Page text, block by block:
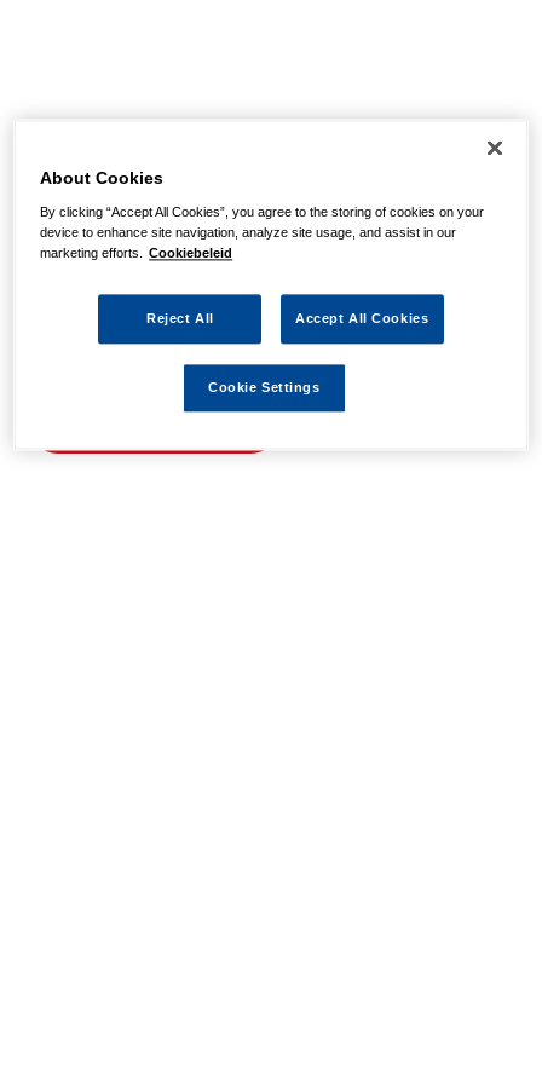
pagina niet kunnen
vinden
Wellicht zit er een spel- of typfout in de URL of is de
actie waarnaar u zocht al verlopen. We hopen u weer op
About Cookies
By clicking “Accept All Cookies”, you agree to the storing of cookies on your
device to enhance site navigation, analyze site usage, and assist in our
marketing efforts. Cookiebeleid
Reject All Accept All Cookies
Cookie Settings